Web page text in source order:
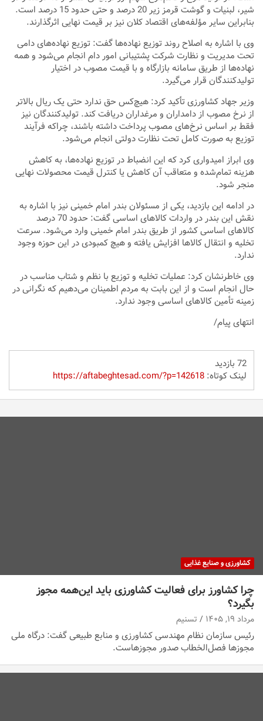
شیر، لبنیات و گوشت قرمز زیر 20 درصد و حتی حدود 15 درصد است.
بنابراین سایر مؤلفه‌های اقتصاد کلان نیز بر قیمت نهایی اثرگذارند.
وی با اشاره به اصلاح روند توزیع نهاده‌ها گفت: توزیع نهاده‌های دامی
تحت مدیریت و نظارت شرکت پشتیبانی امور دام انجام می‌شود و همه
نهاده‌ها از طریق سامانه بازارگاه و با قیمت مصوب در اختیار
تولیدکنندگان قرار می‌گیرد.
وزیر جهاد کشاورزی تأکید کرد: هیچ‌کس حق ندارد حتی یک ریال بالاتر
از نرخ مصوب از دامداران و مرغداران دریافت کند. تولیدکنندگان نیز
فقط بر اساس نرخ‌های مصوب پرداخت داشته باشند، چراکه فرآیند
توزیع به صورت کامل تحت نظارت دولتی انجام می‌شود.
وی ابراز امیدواری کرد که این انضباط در توزیع نهاده‌ها، به کاهش
هزینه تمام‌شده و متعاقب آن کاهش یا کنترل قیمت محصولات نهایی
منجر شود.
در ادامه این بازدید، یکی از مسئولان بندر امام خمینی نیز با اشاره به
نقش این بندر در واردات کالاهای اساسی گفت: حدود 70 درصد
کالاهای اساسی کشور از طریق بندر امام خمینی وارد می‌شود. سرعت
تخلیه و انتقال کالاها افزایش یافته و هیچ کمبودی در این حوزه وجود
ندارد.
وی خاطرنشان کرد: عملیات تخلیه و توزیع با نظم و شتاب مناسب در
حال انجام است و از این بابت به مردم اطمینان می‌دهیم که نگرانی در
زمینه تأمین کالاهای اساسی وجود ندارد.
انتهای پیام/
72 بازدید
لینک کوتاه:https://aftabeghtesad.com/?p=142618
کشاورزی و صنایع غذایی
چرا کشاورز برای فعالیت کشاورزی باید این‌همه مجوز
بگیرد؟
مرداد ۱۹, ۱۴۰۵ تسنیم
رئیس سازمان نظام مهندسی کشاورزی و منابع طبیعی گفت: درگاه ملی
مجوزها فصل‌الخطاب صدور مجوزهاست.